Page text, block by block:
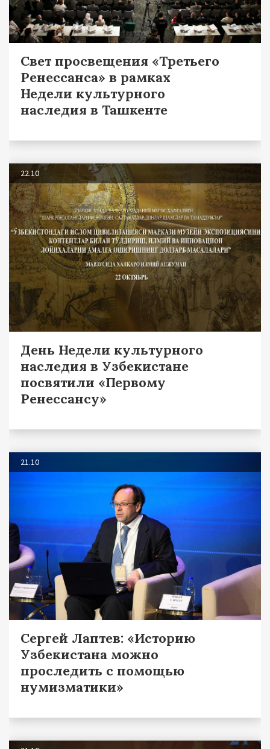
Свет просвещения «Третьего
Ренессанса» в рамках
Недели культурного
наследия в Ташкенте
22.10
День Недели культурного
наследия в Узбекистане
посвятили «Первому
Ренессансу»
21.10
Сергей Лаптев: «Историю
Узбекистана можно
проследить с помощью
нумизматики»